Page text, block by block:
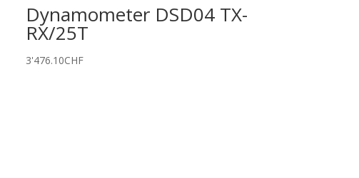
Dynamometer DSD04 TX-
RX/25T
3'476.10CHF